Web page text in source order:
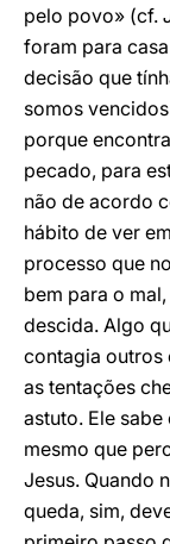
pelo povo» (cf.
foram para
decisão que
somos
porque
pecado, para
não de acordo
hábito de ver
processo que
bem para o
descida. Algo
contagia outros
as tentações
astuto. Ele
mesmo que
Jesus. Quando
queda, sim,